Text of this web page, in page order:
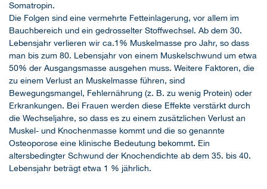
Somatropin.
Die Folgen sind eine vermehrte Fetteinlagerung, vor allem im
Bauchbereich und ein gedrosselter Stoffwechsel. Ab dem 30.
Lebensjahr verlieren wir ca.1% Muskelmasse pro Jahr, so dass
man bis zum 80. Lebensjahr von einem Muskelschwund um etwa
50% der Ausgangsmasse ausgehen muss. Weitere Faktoren, die
zu einem Verlust an Muskelmasse führen, sind
Bewegungsmangel, Fehlernährung (z. B. zu wenig Protein) oder
Erkrankungen. Bei Frauen werden diese Effekte verstärkt durch
die Wechseljahre, so dass es zu einem zusätzlichen Verlust an
Muskel- und Knochenmasse kommt und die so genannte
Osteoporose eine klinische Bedeutung bekommt. Ein
altersbedingter Schwund der Knochendichte ab dem 35. bis 40.
Lebensjahr beträgt etwa 1 % jährlich.